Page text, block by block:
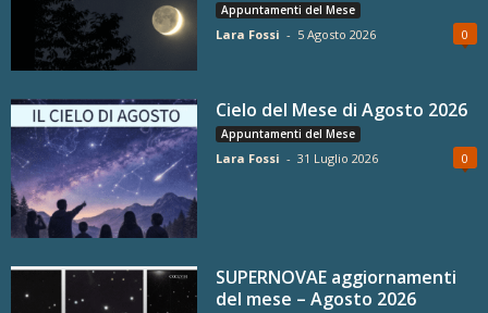
Appuntamenti del Mese
Lara Fossi - 5 Agosto 2026 0
Cielo del Mese di Agosto 2026
Appuntamenti del Mese
Lara Fossi - 31 Luglio 2026 0
SUPERNOVAE aggiornamenti
del mese – Agosto 2026